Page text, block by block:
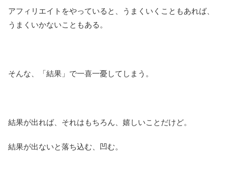
アフィリエイトをやっていると、うまくいくこともあれば、
うまくいかないこともある。
そんな、「結果」で一喜一憂してしまう。
結果が出れば、それはもちろん、嬉しいことだけど。
結果が出ないと落ち込む、凹む。